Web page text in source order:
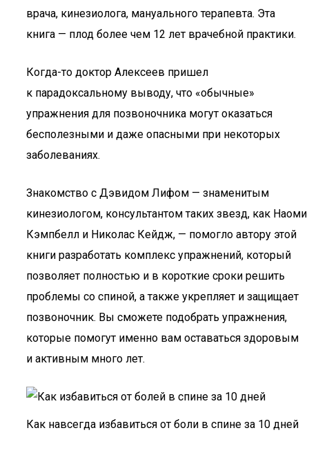
врача, кинезиолога, мануального терапевта. Эта
книга — плод более чем 12 лет врачебной практики.
Когда-то доктор Алексеев пришел
к парадоксальному выводу, что «обычные»
упражнения для позвоночника могут оказаться
бесполезными и даже опасными при некоторых
заболеваниях.
Знакомство с Дэвидом Лифом — знаменитым
кинезиологом, консультантом таких звезд, как Наоми
Кэмпбелл и Николас Кейдж, — помогло автору этой
книги разработать комплекс упражнений, который
позволяет полностью и в короткие сроки решить
проблемы со спиной, а также укрепляет и защищает
позвоночник. Вы сможете подобрать упражнения,
которые помогут именно вам оставаться здоровым
и активным много лет.
Как навсегда избавиться от боли в спине за 10 дней